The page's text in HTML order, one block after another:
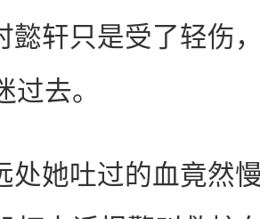
懿轩只是受了轻伤
过去。
吐过的血竟然慢